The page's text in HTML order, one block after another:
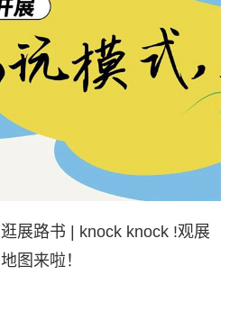
逛展路书 | knock knock !观展
地图来啦！